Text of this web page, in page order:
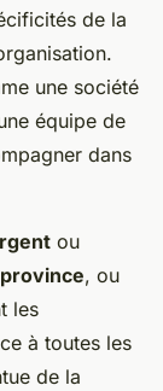
de la
une société
équipe de
dans
ou
, ou
les
à toutes les
de la